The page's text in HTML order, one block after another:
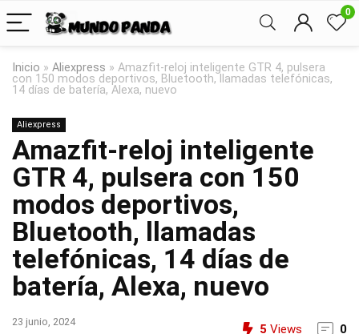
0
Inicio » Aliexpress » Amazfit-reloj inteligente GTR 4, pulsera
con 150 modos deportivos, Bluetooth, llamadas telefónicas,
14 días de batería, Alexa, nuevo
Aliexpress
Amazfit-reloj inteligente
GTR 4, pulsera con 150
modos deportivos,
Bluetooth, llamadas
telefónicas, 14 días de
batería, Alexa, nuevo
23 junio, 2024
5 Views 0